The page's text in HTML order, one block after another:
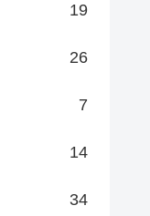
19
26
7
14
34